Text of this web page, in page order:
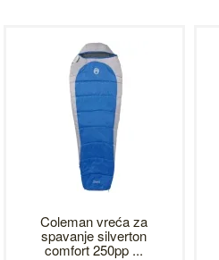
Coleman vreća za
spavanje silverton
comfort 250pp ...